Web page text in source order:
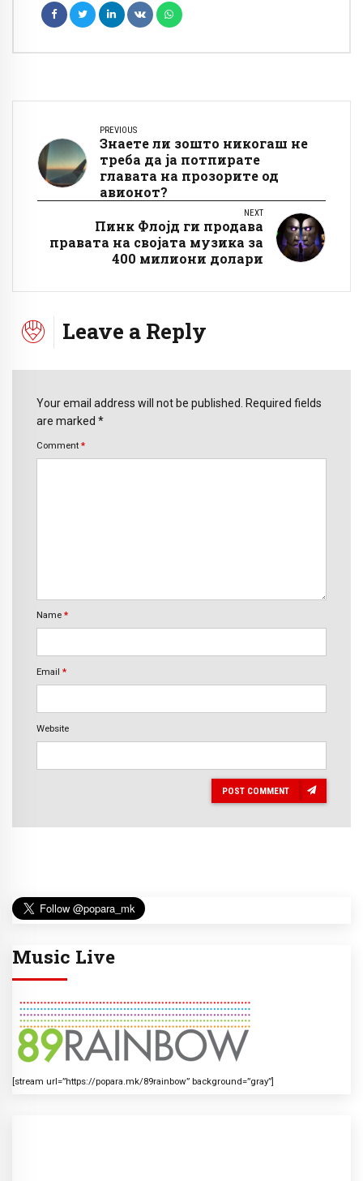
PREVIOUS
Знаете ли зошто никогаш не
треба да ја потпирате
главата на прозорите од
авионот?
NEXT
Пинк Флојд ги продава
правата на својата музика за
400 милиони долари
Leave a Reply
Your email address will not be published. Required fields
are marked *
Comment *
Name *
Email *
Website
POST COMMENT
Music Live
[stream url=”https://popara.mk/89rainbow” background=”gray”]